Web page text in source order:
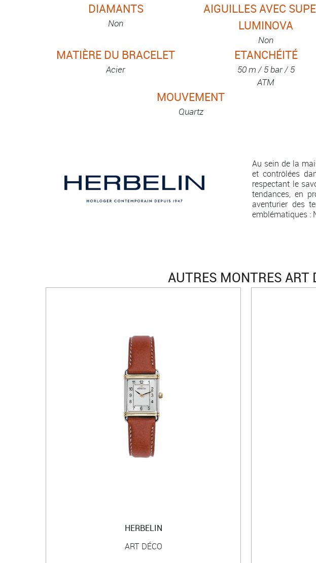
DIAMANTS
Non
AIGUILLES AVEC
LUMINOVA
Non
MATIÈRE DU BRACELET
Acier
ETANCHÉITÉ
50 m / 5 bar / 5
ATM
MOUVEMENT
Quartz
Au sein de la
et contrôlées
respectant le
tendances, en
aventurier des
emblématiques :
AUTRES MONTRES ART
HERBELIN
ART DÉCO